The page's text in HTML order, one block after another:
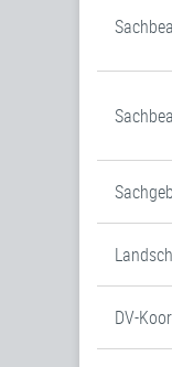
DV-